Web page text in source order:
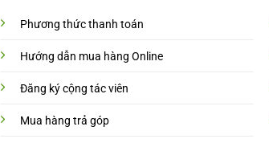
Phương thức thanh toán
Hướng dẫn mua hàng Online
Đăng ký cộng tác viên
Mua hàng trả góp